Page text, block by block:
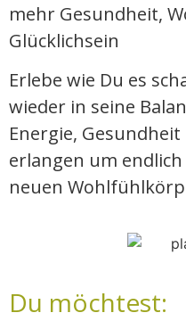
mehr Gesundheit,
Glücklichsein
Erlebe wie Du es
wieder in seine
Energie,
erlangen um
neuen
Du möchtest: